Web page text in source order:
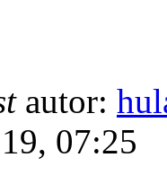
autor:
07:25